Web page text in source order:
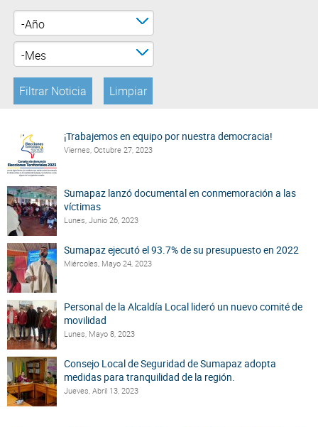
Año
Mes
¡Trabajemos en equipo por nuestra democracia!
Viernes, Octubre 27, 2023
Sumapaz lanzó documental en conmemoración a las
víctimas
Lunes, Junio 26, 2023
Sumapaz ejecutó el 93.7% de su presupuesto en 2022
Miércoles, Mayo 24, 2023
Personal de la Alcaldía Local lideró un nuevo comité de
movilidad
Lunes, Mayo 8, 2023
Consejo Local de Seguridad de Sumapaz adopta
medidas para tranquilidad de la región.
Jueves, Abril 13, 2023